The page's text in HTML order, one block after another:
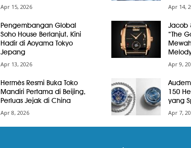
Apr 15, 2026 Apr 14,
Pengembangan Global
Soho House Berlanjut, Kini
Hadir di Aoyama Tokyo
Jepang
Apr 13, 2026
Jacob
“The
Apr 9,
Hermès Resmi Buka Toko
Mandiri Pertama di Beijing,
Perluas Jejak di China
Apr 8, 2026
150
yang
Apr 7,